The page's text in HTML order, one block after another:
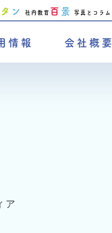
情報 会社概要
タ ン 社内教育 百 景 写真とコラム
ア